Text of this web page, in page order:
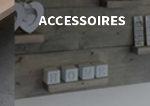
ACCESSOIRES